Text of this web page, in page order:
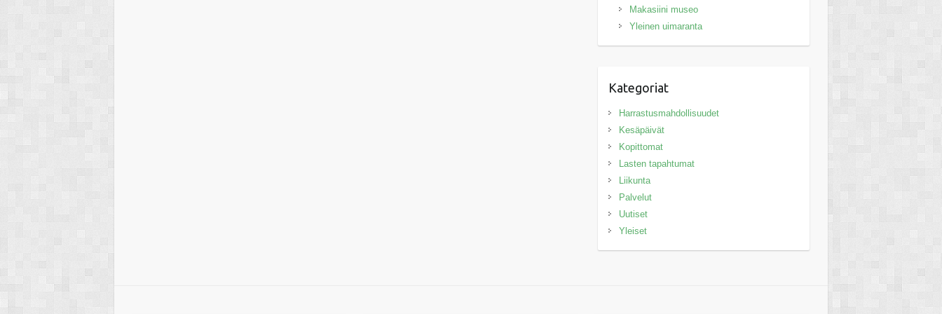
Makasiini museo
Yleinen uimaranta
Kategoriat
Harrastusmahdollisuudet
Kesäpäivät
Kopittomat
Lasten tapahtumat
Liikunta
Palvelut
Uutiset
Yleiset